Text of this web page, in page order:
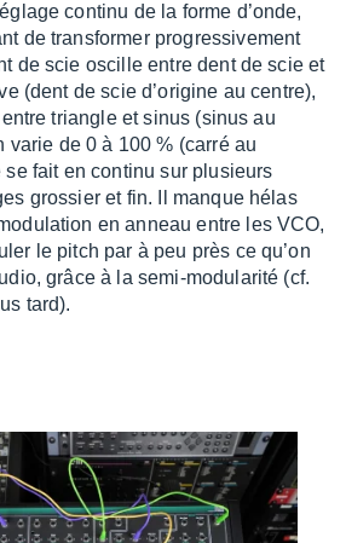
continu de la forme d’onde,
de trans­for­mer progres­si­ve­ment
de scie oscille entre dent de scie et
(dent de scie d’ori­gine au centre),
entre triangle et sinus (sinus au
varie de 0 à 100 % (carré au
se fait en continu sur plusieurs
gros­sier et fin. Il manque hélas
en anneau entre les VCO,
le pitch par à peu près ce qu’on
grâce à la semi-modu­la­rité (cf.
tard).